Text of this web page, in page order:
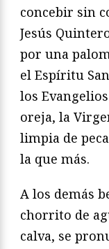
concebir sin
Jesús
por una
el Espíritu
los
oreja, la
limpia de
la que más.
A los demás
chorrito de
calva, se